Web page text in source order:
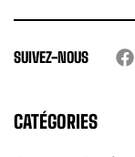
SUIVEZ-NOUS
CATÉGORIES